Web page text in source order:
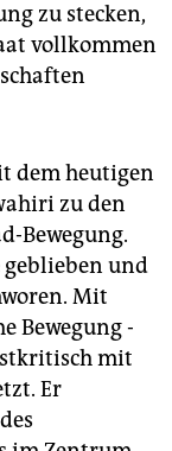
zu stecken,
vollkommen
dem heutigen
zu den
Bewegung.
geblieben und
Mit
Bewegung -
mit
Er